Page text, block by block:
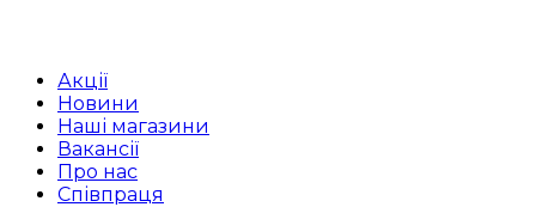
Акції
Новини
Наші магазини
Вакансії
Про нас
Співпраця